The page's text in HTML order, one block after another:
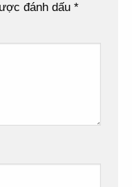
đánh dấu *